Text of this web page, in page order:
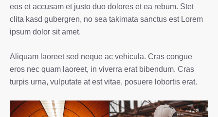
eos et accusam et justo duo dolores et ea rebum. Stet
clita kasd gubergren, no sea takimata sanctus est Lorem
ipsum dolor sit amet.
Aliquam laoreet sed neque ac vehicula. Cras congue
eros nec quam laoreet, in viverra erat bibendum. Cras
turpis urna, vulputate at est vitae, posuere lobortis erat.